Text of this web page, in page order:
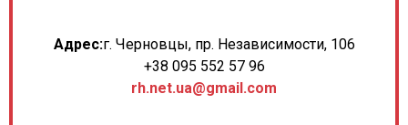
Адрес:г. Черновцы, пр. Независимости, 106
+38 095 552 57 96
rh.net.ua@gmail.com